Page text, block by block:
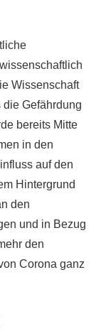
Wissenschaft
Gefährdung
bereits Mitte
in den
auf den
Hintergrund
den
und in Bezug
den
Corona ganz